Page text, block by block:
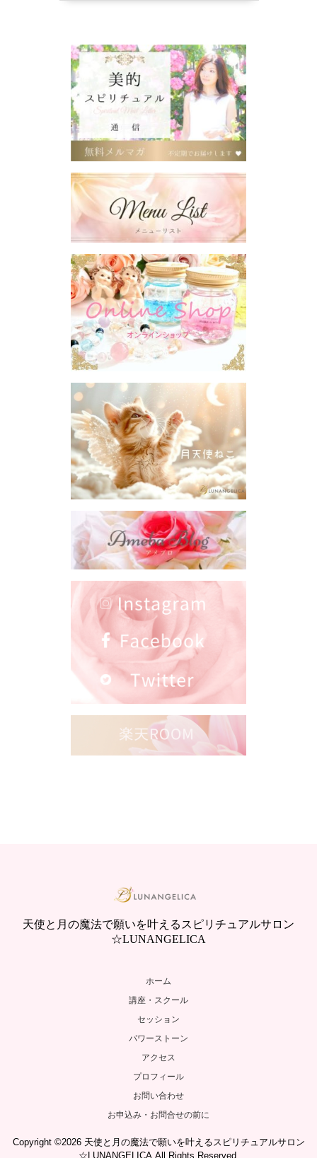
天使と月の魔法で願いを叶えるスピリチュアルサロン
☆LUNANGELICA
ホーム
講座・スクール
セッション
パワーストーン
アクセス
プロフィール
お問い合わせ
お申込み・お問合せの前に
Copyright ©2026 天使と月の魔法で願いを叶えるスピリチュアルサロン
☆LUNANGELICA.All Rights Reserved.